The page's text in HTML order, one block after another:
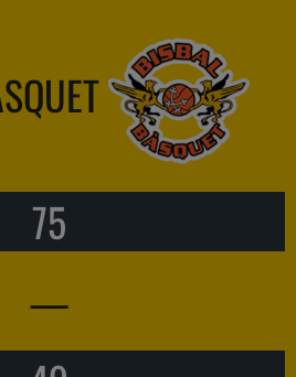
75
—